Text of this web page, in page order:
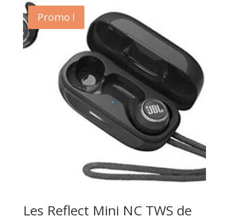
était :
€75,64.
est :
€71,85.
Promo !
Les Reflect Mini NC TWS de